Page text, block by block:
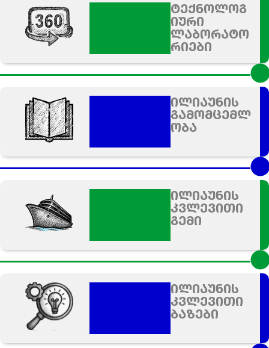
ტექნოლოგ
იური
ლაბორატო
რიები
ილიაუნის
გამომცემლ
ობა
ილიაუნის
კვლევითი
გემი
ილიაუნის
კვლევითი
ბაზები